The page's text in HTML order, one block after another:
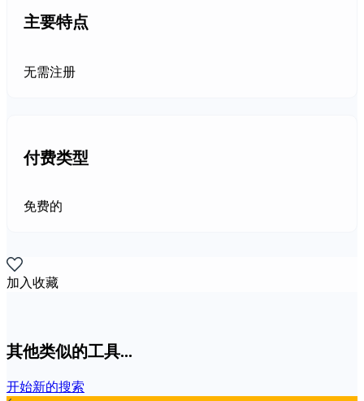
主要特点
无需注册
付费类型
免费的
加入收藏
其他类似的工具...
开始新的搜索